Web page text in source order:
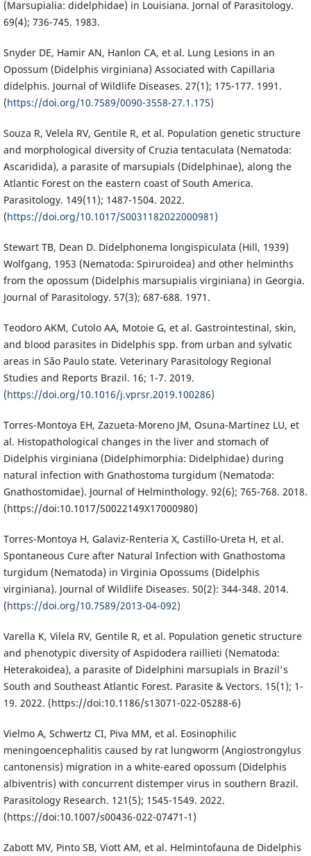
(Marsupialia: didelphidae) in Louisiana. Jornal of Parasitology.
69(4); 736-745. 1983.
Snyder DE, Hamir AN, Hanlon CA, et al. Lung Lesions in an
Opossum (Didelphis virginiana) Associated with Capillaria
didelphis. Journal of Wildlife Diseases. 27(1); 175-177. 1991.
(https://doi.org/10.7589/0090-3558-27.1.175)
Souza R, Velela RV, Gentile R, et al. Population genetic structure
and morphological diversity of Cruzia tentaculata (Nematoda:
Ascaridida), a parasite of marsupials (Didelphinae), along the
Atlantic Forest on the eastern coast of South America.
Parasitology. 149(11); 1487-1504. 2022.
(https://doi.org/10.1017/S0031182022000981)
Stewart TB, Dean D. Didelphonema longispiculata (Hill, 1939)
Wolfgang, 1953 (Nematoda: Spiruroidea) and other helminths
from the opossum (Didelphis marsupialis virginiana) in Georgia.
Journal of Parasitology. 57(3); 687-688. 1971.
Teodoro AKM, Cutolo AA, Motoie G, et al. Gastrointestinal, skin,
and blood parasites in Didelphis spp. from urban and sylvatic
areas in São Paulo state. Veterinary Parasitology Regional
Studies and Reports Brazil. 16; 1-7. 2019.
(https://doi.org/10.1016/j.vprsr.2019.100286)
Torres-Montoya EH, Zazueta-Moreno JM, Osuna-Martínez LU, et
al. Histopathological changes in the liver and stomach of
Didelphis virginiana (Didelphimorphia: Didelphidae) during
natural infection with Gnathostoma turgidum (Nematoda:
Gnathostomidae). Journal of Helminthology. 92(6); 765-768. 2018.
(https://doi:10.1017/S0022149X17000980)
Torres-Montoya H, Galaviz-Renteria X, Castillo-Ureta H, et al.
Spontaneous Cure after Natural Infection with Gnathostoma
turgidum (Nematoda) in Virginia Opossums (Didelphis
virginiana). Journal of Wildlife Diseases. 50(2): 344-348. 2014.
(https://doi.org/10.7589/2013-04-092)
Varella K, Vilela RV, Gentile R, et al. Population genetic structure
and phenotypic diversity of Aspidodera raillieti (Nematoda:
Heterakoidea), a parasite of Didelphini marsupials in Brazil's
South and Southeast Atlantic Forest. Parasite & Vectors. 15(1); 1-
19. 2022. (https://doi:10.1186/s13071-022-05288-6)
Vielmo A, Schwertz CI, Piva MM, et al. Eosinophilic
meningoencephalitis caused by rat lungworm (Angiostrongylus
cantonensis) migration in a white-eared opossum (Didelphis
albiventris) with concurrent distemper virus in southern Brazil.
Parasitology Research. 121(5); 1545-1549. 2022.
(https://doi:10.1007/s00436-022-07471-1)
Zabott MV, Pinto SB, Viott AM, et al. Helmintofauna de Didelphis